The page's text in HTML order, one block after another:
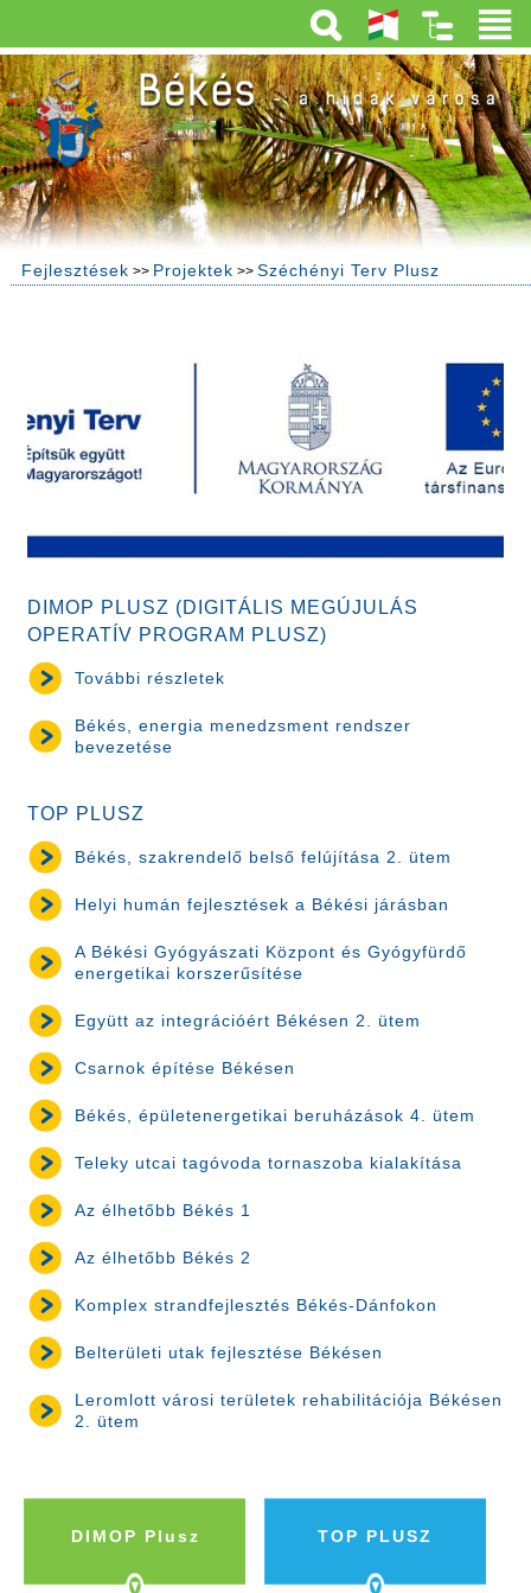
Fejlesztések >> Projektek >> Széchényi Terv Plusz
DIMOP PLUSZ (DIGITÁLIS MEGÚJULÁS
OPERATÍV PROGRAM PLUSZ)
További részletek
Békés, energia menedzsment rendszer
bevezetése
TOP PLUSZ
Békés, szakrendelő belső felújítása 2. ütem
Helyi humán fejlesztések a Békési járásban
A Békési Gyógyászati Központ és Gyógyfürdő
energetikai korszerűsítése
Együtt az integrációért Békésen 2. ütem
Csarnok építése Békésen
Békés, épületenergetikai beruházások 4. ütem
Teleky utcai tagóvoda tornaszoba kialakítása
Az élhetőbb Békés 1
Az élhetőbb Békés 2
Komplex strandfejlesztés Békés-Dánfokon
Belterületi utak fejlesztése Békésen
Leromlott városi területek rehabilitációja Békésen
2. ütem
DIMOP Plusz TOP PLUSZ